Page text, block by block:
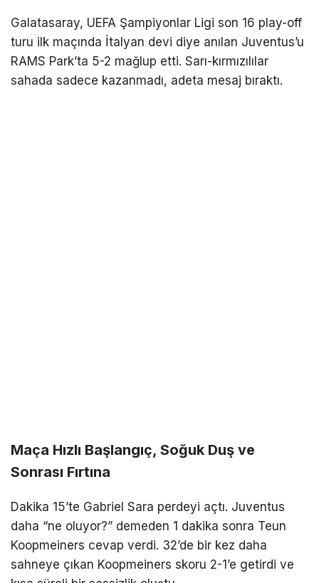
Galatasaray, UEFA Şampiyonlar Ligi son 16 play-off
turu ilk maçında İtalyan devi diye anılan Juventus’u
RAMS Park’ta 5-2 mağlup etti. Sarı-kırmızılılar
sahada sadece kazanmadı, adeta mesaj bıraktı.
Maça Hızlı Başlangıç, Soğuk Duş ve
Sonrası Fırtına
Dakika 15’te Gabriel Sara perdeyi açtı. Juventus
daha “ne oluyor?” demeden 1 dakika sonra Teun
Koopmeiners cevap verdi. 32’de bir kez daha
sahneye çıkan Koopmeiners skoru 2-1’e getirdi ve